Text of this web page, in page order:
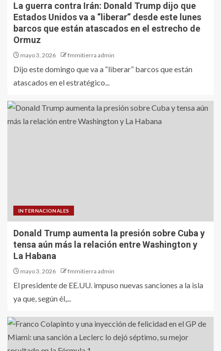
La guerra contra Irán: Donald Trump dijo que
Estados Unidos va a “liberar” desde este lunes
barcos que están atascados en el estrecho de
Ormuz
mayo 3, 2026 fmmitierra admin
Dijo este domingo que va a “liberar” barcos que están
atascados en el estratégico...
INTERNACIONALES
Donald Trump aumenta la presión sobre Cuba y
tensa aún más la relación entre Washington y
La Habana
mayo 3, 2026 fmmitierra admin
El presidente de EE.UU. impuso nuevas sanciones a la isla
ya que, según él,...